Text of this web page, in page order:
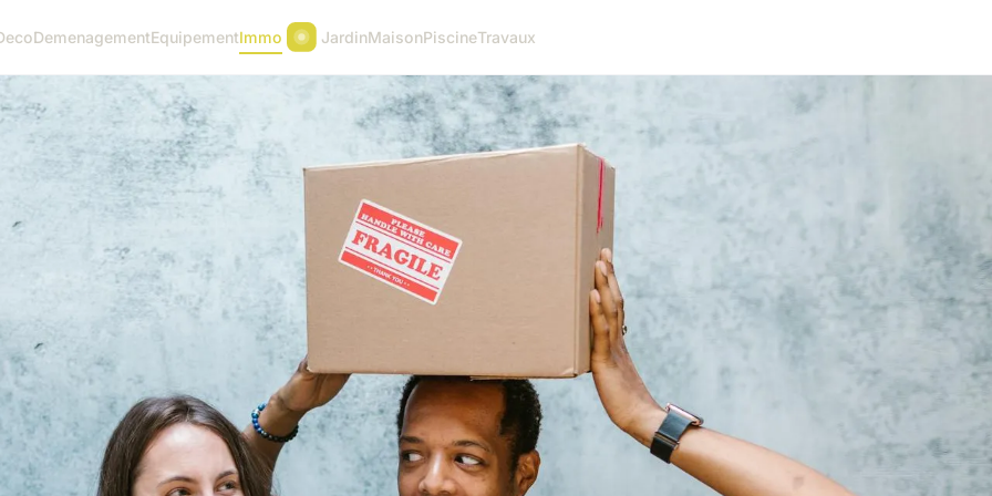
DemenagementEquipementImmo JardinMaisonPiscineTravaux